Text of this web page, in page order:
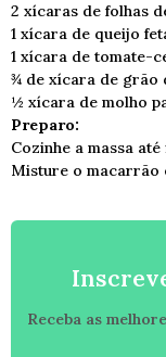
2 xícaras de folhas
1 xícara de queijo
1 xícara de tomate-
¾ de xícara de grão
½ xícara de molho
Preparo:
Cozinhe a massa
Misture o macarrão
Receba as